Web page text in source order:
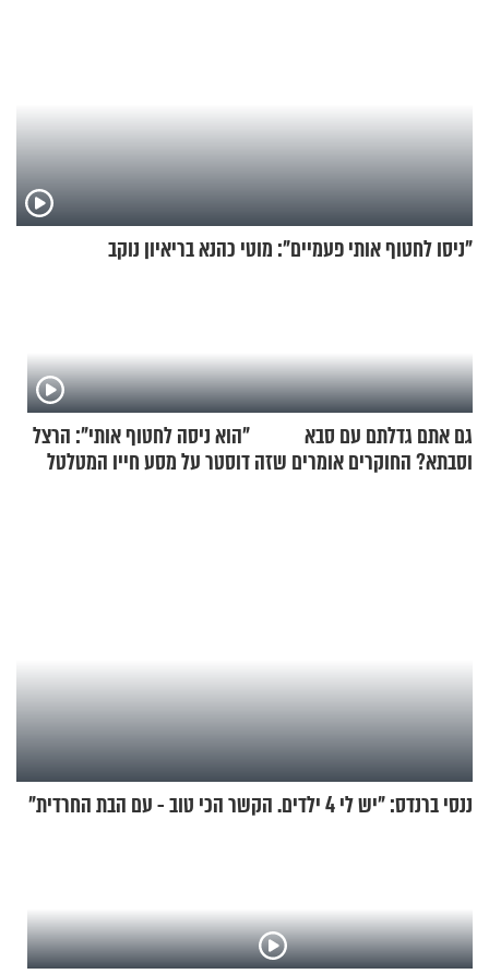
"ניסו לחטוף אותי פעמיים": מוטי כהנא בריאיון נוקב
גם אתם גדלתם עם סבא
וסבתא? החוקרים אומרים שזה
"הוא ניסה לחטוף אותי": הרצל
דוסטר על מסע חייו המטלטל
ננסי ברנדס: "יש לי 4 ילדים. הקשר הכי טוב - עם הבת החרדית"